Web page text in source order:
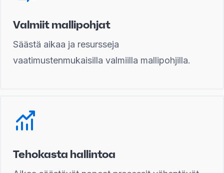
Valmiit mallipohjat
Säästä aikaa ja resursseja
vaatimustenmukaisilla valmiilla mallipohjilla.
Tehokasta hallintoa